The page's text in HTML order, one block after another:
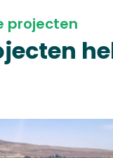
projecten